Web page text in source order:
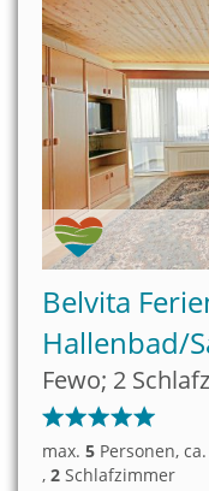
Belvita
Hallenbad/
max. 5 Personen, ca.
, 2 Schlafzimmer